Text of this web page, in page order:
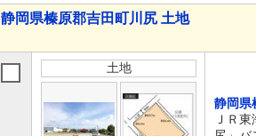
静岡県榛原郡吉田町川尻 土地
土地
静岡県
ＪＲ